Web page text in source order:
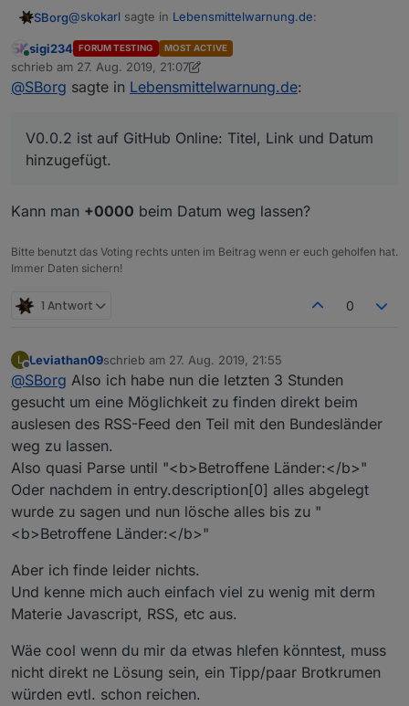
SBorg@skokarl sagte in Lebensmittelwarnung.de:
@ SBorg
Mein lieber SBorg, Du bist ja so ne Art McGyver
den Programmierern hier.... Meinst Du man könnte
Filter definieren ? dass z.b. das Vegane Zeug
rausfällt ?
Sollte eigentlich möglich sein, ist mal vorgemerkt :)
Kleiner Wermutstropfen: wirft beim ersten starten
(noch) jede Menge Fehler, da er wg. der vielen
Datenpunkte nicht schnell genug hinterher kommt diese
anzulegen, aber schon Daten schreiben möchte. Muss
ich noch fixen. work a round: skript stoppen und
einfach wieder starten.
Zum Update: alleDatenpunkte löschen. Am besten im
JS den User-Einstellungensblock temporär kopieren,
neue JS-Version hinein kopieren/überschreiben und
den gespeicherten User-Block wieder überschreiben.
Dann spart man sich das conden :)
Online
sigi234 FORUM TESTING MOST ACTIVE
schrieb am 27. Aug. 2019, 21:07
zuletzt editiert von sigi234
@SBorg sagte in Lebensmittelwarnung.de:
V0.0.2 ist auf GitHub Online: Titel, Link und Datum
hinzugefügt.
Kann man +0000 beim Datum weg lassen?
Bitte benutzt das Voting rechts unten im Beitrag wenn er euch geholfen hat.
Immer Daten sichern!
1 Antwort 0
L
Offline
Leviathan09schrieb am 27. Aug. 2019, 21:55
zuletzt editiert von
@SBorg Also ich habe nun die letzten 3 Stunden
gesucht um eine Möglichkeit zu finden direkt beim
auslesen des RSS-Feed den Teil mit den Bundesländer
weg zu lassen.
Also quasi Parse until "<b>Betroffene Länder:</b>"
Oder nachdem in entry.description[0] alles abgelegt
wurde zu sagen und nun lösche alles bis zu "
<b>Betroffene Länder:</b>"
Aber ich finde leider nichts.
Und kenne mich auch einfach viel zu wenig mit derm
Materie Javascript, RSS, etc aus.
Wäe cool wenn du mir da etwas hlefen könntest, muss
nicht direkt ne Lösung sein, ein Tipp/paar Brotkrumen
würden evtl. schon reichen.